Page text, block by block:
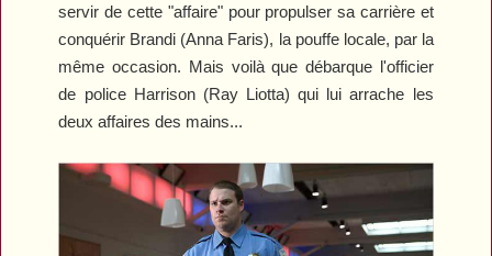
servir de cette "affaire" pour propulser sa carrière et
conquérir Brandi (Anna Faris), la pouffe locale, par la
même occasion. Mais voilà que débarque l'officier
de police Harrison (Ray Liotta) qui lui arrache les
deux affaires des mains...